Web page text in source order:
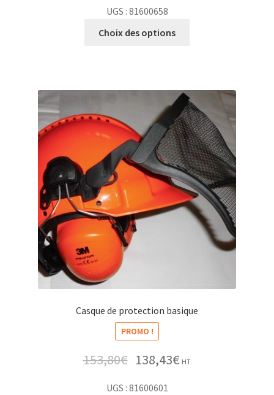
UGS : 81600658
Choix des options
Casque de protection basique
PROMO !
153,80€ 138,43€ HT
UGS : 81600601